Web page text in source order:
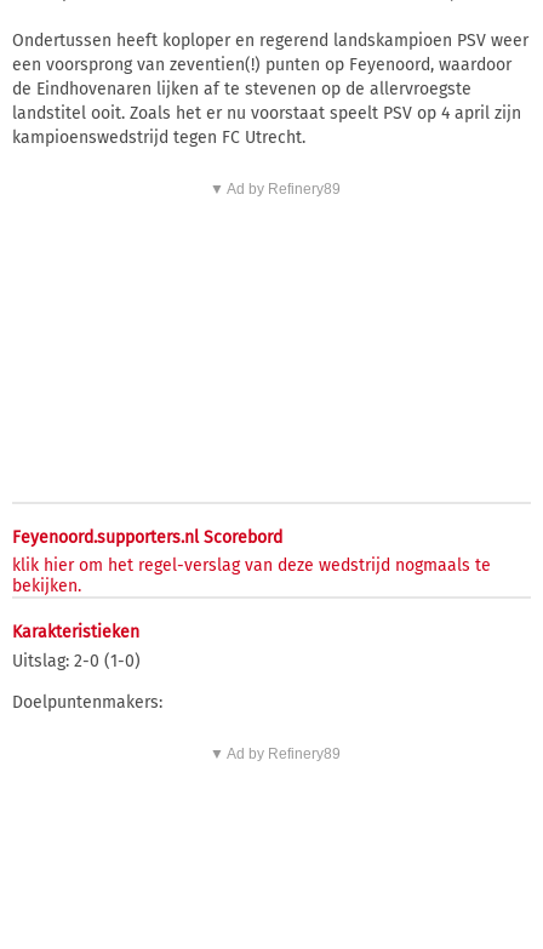
Ondertussen heeft koploper en regerend landskampioen PSV weer
een voorsprong van zeventien(!) punten op Feyenoord, waardoor
de Eindhovenaren lijken af te stevenen op de allervroegste
landstitel ooit. Zoals het er nu voorstaat speelt PSV op 4 april zijn
kampioenswedstrijd tegen FC Utrecht.
▼ Ad by Refinery89
Feyenoord.supporters.nl Scorebord
klik hier om het regel-verslag van deze wedstrijd nogmaals te
bekijken.
Karakteristieken
Uitslag: 2-0 (1-0)
Doelpuntenmakers:
▼ Ad by Refinery89